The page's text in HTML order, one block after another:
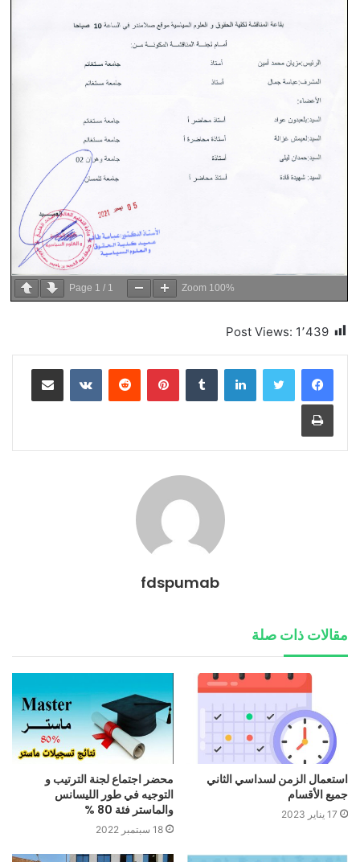
Page 1 / 1 Zoom 100%
Post Views: 1٬439
لينكدإن بينتيريست مشاركة عبر البريد
طباعة
fdspumab
مقالات ذات صلة
استعمال الزمن لسداسي الثاني
جميع الأقسام
17 يناير 2023
محضر اجتماع لجنة الترتيب و
التوجيه في طور الليسانس
والماستر فئة 80 %
18 سبتمبر 2022